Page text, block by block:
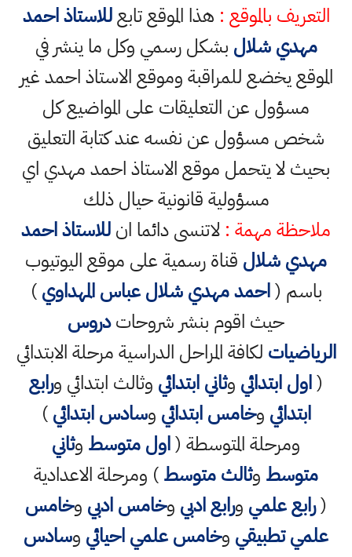
التعريف بالموقع : هذا الموقع تابعللاستاذ احمد
مهدي شلال بشكل رسمي وكل ما ينشر في
الموقع يخضع للمراقبة وموقع الاستاذ احمد غير
مسؤول عن التعليقات على المواضيع كل
شخص مسؤول عن نفسه عند كتابة التعليق
بحيث لا يتحمل موقع الاستاذ احمد مهدي اي
مسؤولية قانونية حيال ذلك
ملاحظة مهمة : لاتنسى دائما انللاستاذ احمد
مهدي شلال قناة رسمية على موقع اليوتيوب
باسم (احمد مهدي شلال عباس المهداوي)
حيث اقوم بنشر شروحاتدروس
الرياضيات لكافة المراحل الدراسية مرحلة الابتدائي
(اول ابتدائي وثاني ابتدائي وثالث ابتدائي ورابع
ابتدائي وخامس ابتدائي وسادس ابتدائي)
ومرحلة المتوسطة (اول متوسط وثاني
متوسط وثالث متوسط) ومرحلة الاعدادية
(رابع علمي ورابع ادبي وخامس ادبي وخامس
علمي تطبيقي وخامس علمي احيائي وسادس